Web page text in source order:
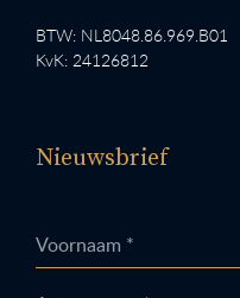
BTW: NL8048.86.969.B01
KvK: 24126812
Nieuwsbrief
Voornaam *